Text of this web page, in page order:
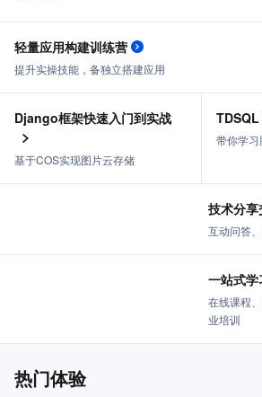
轻量应用构建训练营
提升实操技能，备独立搭建应用
Django框架快速入门到实战
基于COS实现图片云存储
带你学习
技术分享
互动问答
一站式学
在线课程
业培训
热门体验